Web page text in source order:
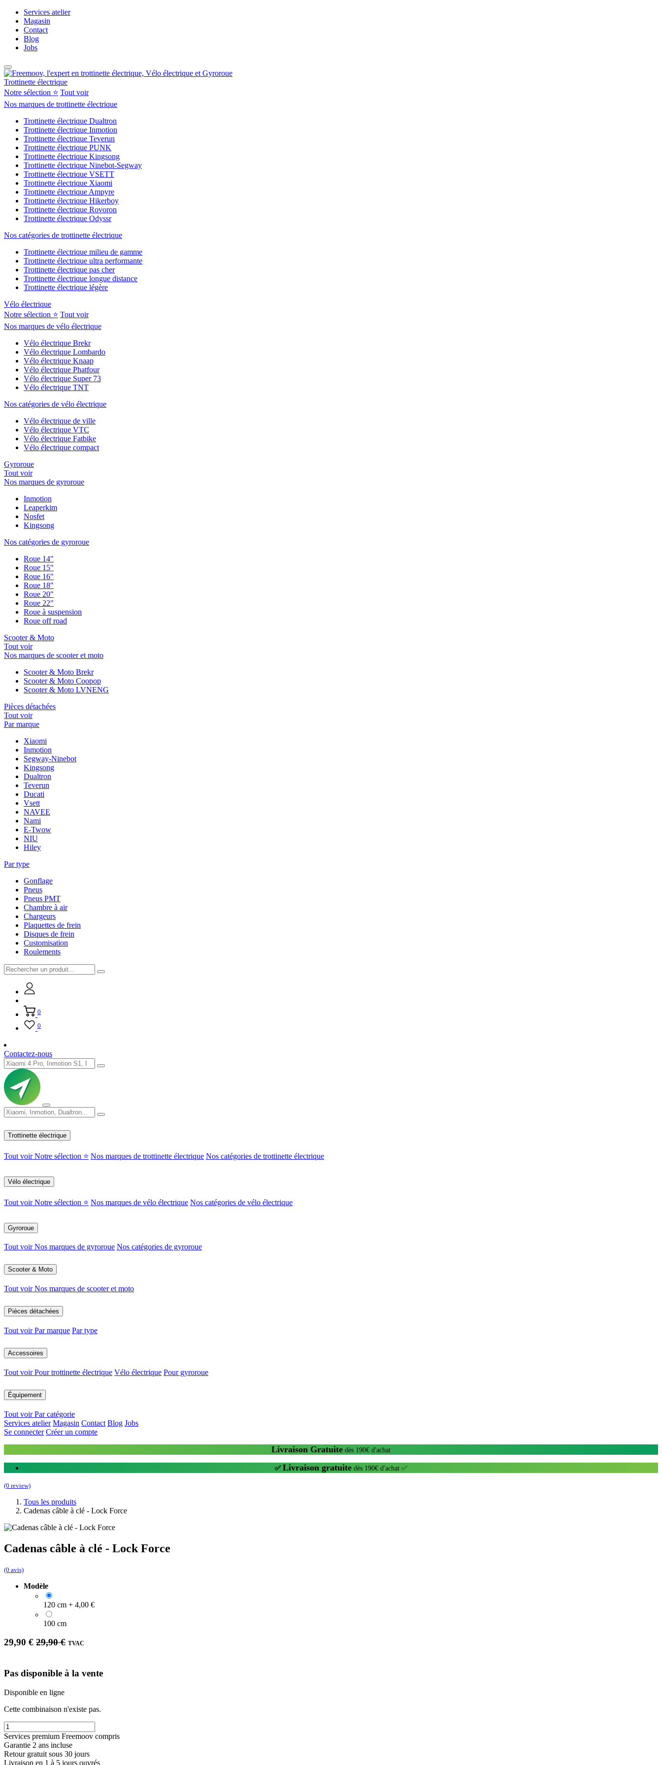
Services atelier
Magasin
Contact
Blog
Jobs
Trottinette électrique
Notre sélection ⭐ Tout voir
Nos marques de trottinette électrique
Trottinette électrique Dualtron
Trottinette électrique Inmotion
Trottinette électrique Teverun
Trottinette électrique PUNK
Trottinette électrique Kingsong
Trottinette électrique Ninebot-Segway
Trottinette électrique VSETT
Trottinette électrique Xiaomi
Trottinette électrique Ampyre
Trottinette électrique Hikerboy
Trottinette électrique Rovoron
Trottinette électrique Odyssr
Nos catégories de trottinette électrique
Trottinette électrique milieu de gamme
Trottinette électrique ultra performante
Trottinette électrique pas cher
Trottinette électrique longue distance
Trottinette électrique légère
Vélo électrique
Notre sélection ⭐ Tout voir
Nos marques de vélo électrique
Vélo électrique Brekr
Vélo électrique Lombardo
Vélo électrique Knaap
Vélo électrique Phatfour
Vélo électrique Super 73
Vélo électrique TNT
Nos catégories de vélo électrique
Vélo électrique de ville
Vélo électrique VTC
Vélo électrique Fatbike
Vélo électrique compact
Gyroroue
Tout voir
Nos marques de gyroroue
Inmotion
Leaperkim
Nosfet
Kingsong
Nos catégories de gyroroue
Roue 14"
Roue 15"
Roue 16"
Roue 18"
Roue 20"
Roue 22"
Roue à suspension
Roue off road
Scooter & Moto
Tout voir
Nos marques de scooter et moto
Scooter & Moto Brekr
Scooter & Moto Coopop
Scooter & Moto LVNENG
Pièces détachées
Tout voir
Par marque
Xiaomi
Inmotion
Segway-Ninebot
Kingsong
Dualtron
Teverun
Ducati
Vsett
NAVEE
Nami
E-Twow
NIU
Hiley
Par type
Gonflage
Pneus
Pneus PMT
Chambre à air
Chargeurs
Plaquettes de frein
Disques de frein
Customisation
Roulements
0
0
Contactez-nous
Trottinette électrique
Tout voirNotre sélection ⭐ Nos marques de trottinette électrique Nos catégories de trottinette électrique
Vélo électrique
Tout voirNotre sélection ⭐ Nos marques de vélo électrique Nos catégories de vélo électrique
Gyroroue
Tout voirNos marques de gyroroue Nos catégories de gyroroue
Scooter & Moto
Tout voirNos marques de scooter et moto
Pièces détachées
Tout voirPar marque Par type
Accessoires
Tout voirPour trottinette électrique Vélo électrique Pour gyroroue
Équipement
Tout voirPar catégorie
Services atelier Magasin Contact Blog Jobs
Se connecter Créer un compte
Livraison Gratuite dès 190€ d'achat
✅ Livraison gratuite dès 190€ d'achat ✅
(0 review)
Tous les produits
Cadenas câble à clé - Lock Force
Cadenas câble à clé - Lock Force
(0 avis)
Modèle
120 cm + 4,00 €
100 cm
29,90 € 29,90€ TVAC
Pas disponible à la vente
Disponible en ligne
Cette combinaison n'existe pas.
Services premium Freemoov compris
Garantie 2 ans incluse
Retour gratuit sous 30 jours
Livraison en 1 à 5 jours ouvrés